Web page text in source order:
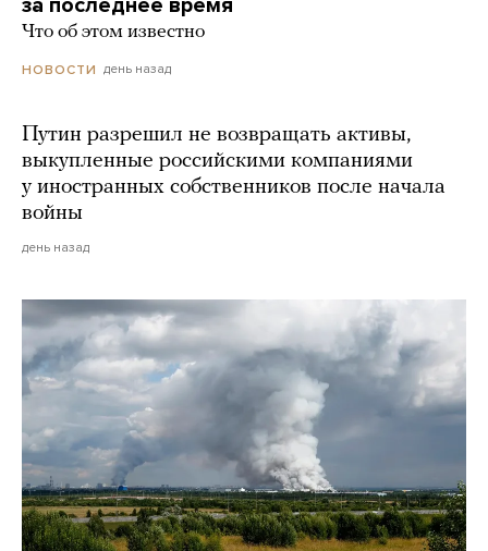
за последнее время
Что об этом известно
НОВОСТИ день назад
Путин разрешил не возвращать активы,
выкупленные российскими компаниями
у иностранных собственников после начала
войны
день назад